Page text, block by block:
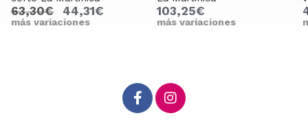
63,30€ 44,31€
más variaciones
103,25€
más variaciones